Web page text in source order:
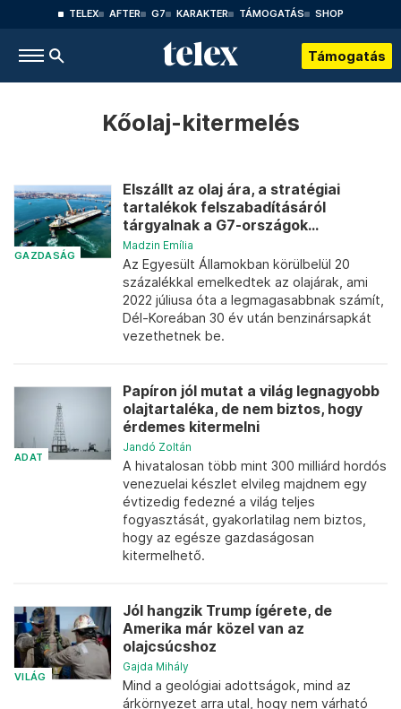
TELEX AFTER G7 KARAKTER TÁMOGATÁS SHOP
Támogatás
Kőolaj-kitermelés
GAZDASÁG
Elszállt az olaj ára, a stratégiai
tartalékok felszabadításáról
tárgyalnak a G7-országok...
Madzin Emília
Az Egyesült Államokban körülbelül 20
százalékkal emelkedtek az olajárak, ami
2022 júliusa óta a legmagasabbnak számít,
Dél-Koreában 30 év után benzinársapkát
vezethetnek be.
ADAT
Papíron jól mutat a világ legnagyobb
olajtartaléka, de nem biztos, hogy
érdemes kitermelni
Jandó Zoltán
A hivatalosan több mint 300 milliárd hordós
venezuelai készlet elvileg majdnem egy
évtizedig fedezné a világ teljes
fogyasztását, gyakorlatilag nem biztos,
hogy az egésze gazdaságosan
kitermelhető.
VILÁG
Jól hangzik Trump ígérete, de
Amerika már közel van az
olajcsúcshoz
Gajda Mihály
Mind a geológiai adottságok, mind az
árkörnyezet arra utal, hogy nem várható